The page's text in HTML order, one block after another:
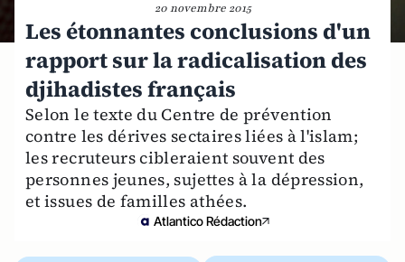
20 novembre 2015
Les étonnantes conclusions d'un
rapport sur la radicalisation des
djihadistes français
Selon le texte du Centre de prévention
contre les dérives sectaires liées à l'islam;
les recruteurs cibleraient souvent des
personnes jeunes, sujettes à la dépression,
et issues de familles athées.
Atlantico Rédaction